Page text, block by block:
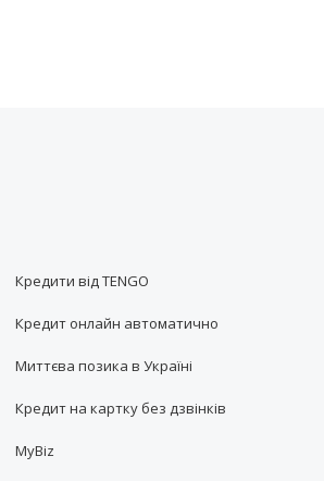
Кредити від TENGO
Кредит онлайн автоматично
Миттєва позика в Україні
Кредит на картку без дзвінків
MyBiz